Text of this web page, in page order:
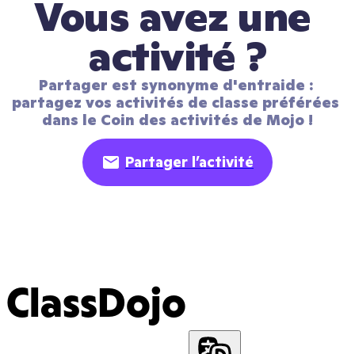
Vous avez une
activité ?
Partager est synonyme d'entraide :
partagez vos activités de classe préférées
dans le Coin des activités de Mojo !
Partager l’activité
ClassDojo